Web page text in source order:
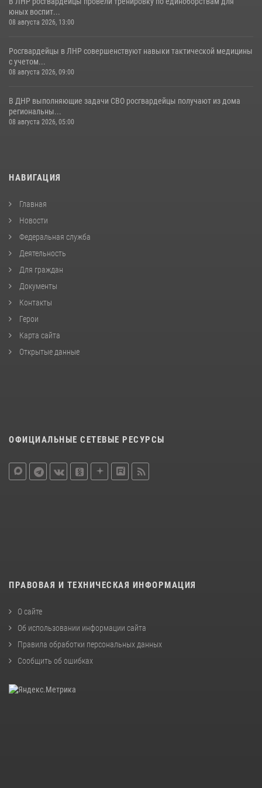
юных воспит...
08 августа 2026, 13:00
Росгвардейцы в ЛНР совершенствуют навыки тактической медицины
с учетом...
08 августа 2026, 09:00
В ДНР выполняющие задачи СВО росгвардейцы получают из дома
региональны...
08 августа 2026, 05:00
НАВИГАЦИЯ
Главная
Новости
Федеральная служба
Деятельность
Для граждан
Документы
Контакты
Герои
Карта сайта
Открытые данные
ОФИЦИАЛЬНЫЕ СЕТЕВЫЕ РЕСУРСЫ
ПРАВОВАЯ И ТЕХНИЧЕСКАЯ ИНФОРМАЦИЯ
О сайте
Об использовании информации сайта
Правила обработки персональных данных
Сообщить об ошибках